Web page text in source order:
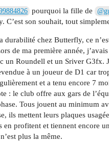
pourquoi la fille de
C’est son souhait, tout
durabilité chez Butterfly, ce
de ma première année,
un Roundell et un Sriver G3fx.
à un joueur de D1 car
et a tenu encore 7
: le club offre aux gars de
Tous jouent au minimum
ils mettent leurs plaques
en profitent et tiennent encore
plus la même.